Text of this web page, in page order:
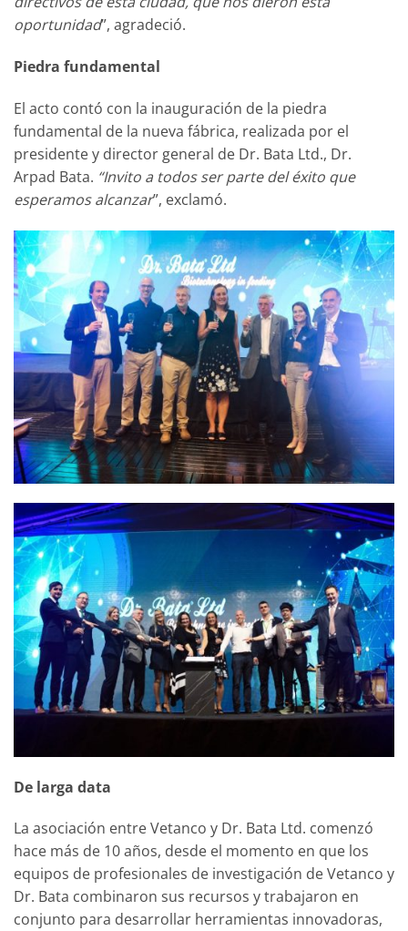
oportunidad”, agradeció.
Piedra fundamental
El acto contó con la inauguración de la piedra
fundamental de la nueva fábrica, realizada por el
presidente y director general de Dr. Bata Ltd., Dr.
Arpad Bata. “Invito a todos ser parte del éxito que
esperamos alcanzar”, exclamó.
De larga data
La asociación entre Vetanco y Dr. Bata Ltd. comenzó
hace más de 10 años, desde el momento en que los
equipos de profesionales de investigación de Vetanco y
Dr. Bata combinaron sus recursos y trabajaron en
conjunto para desarrollar herramientas innovadoras,